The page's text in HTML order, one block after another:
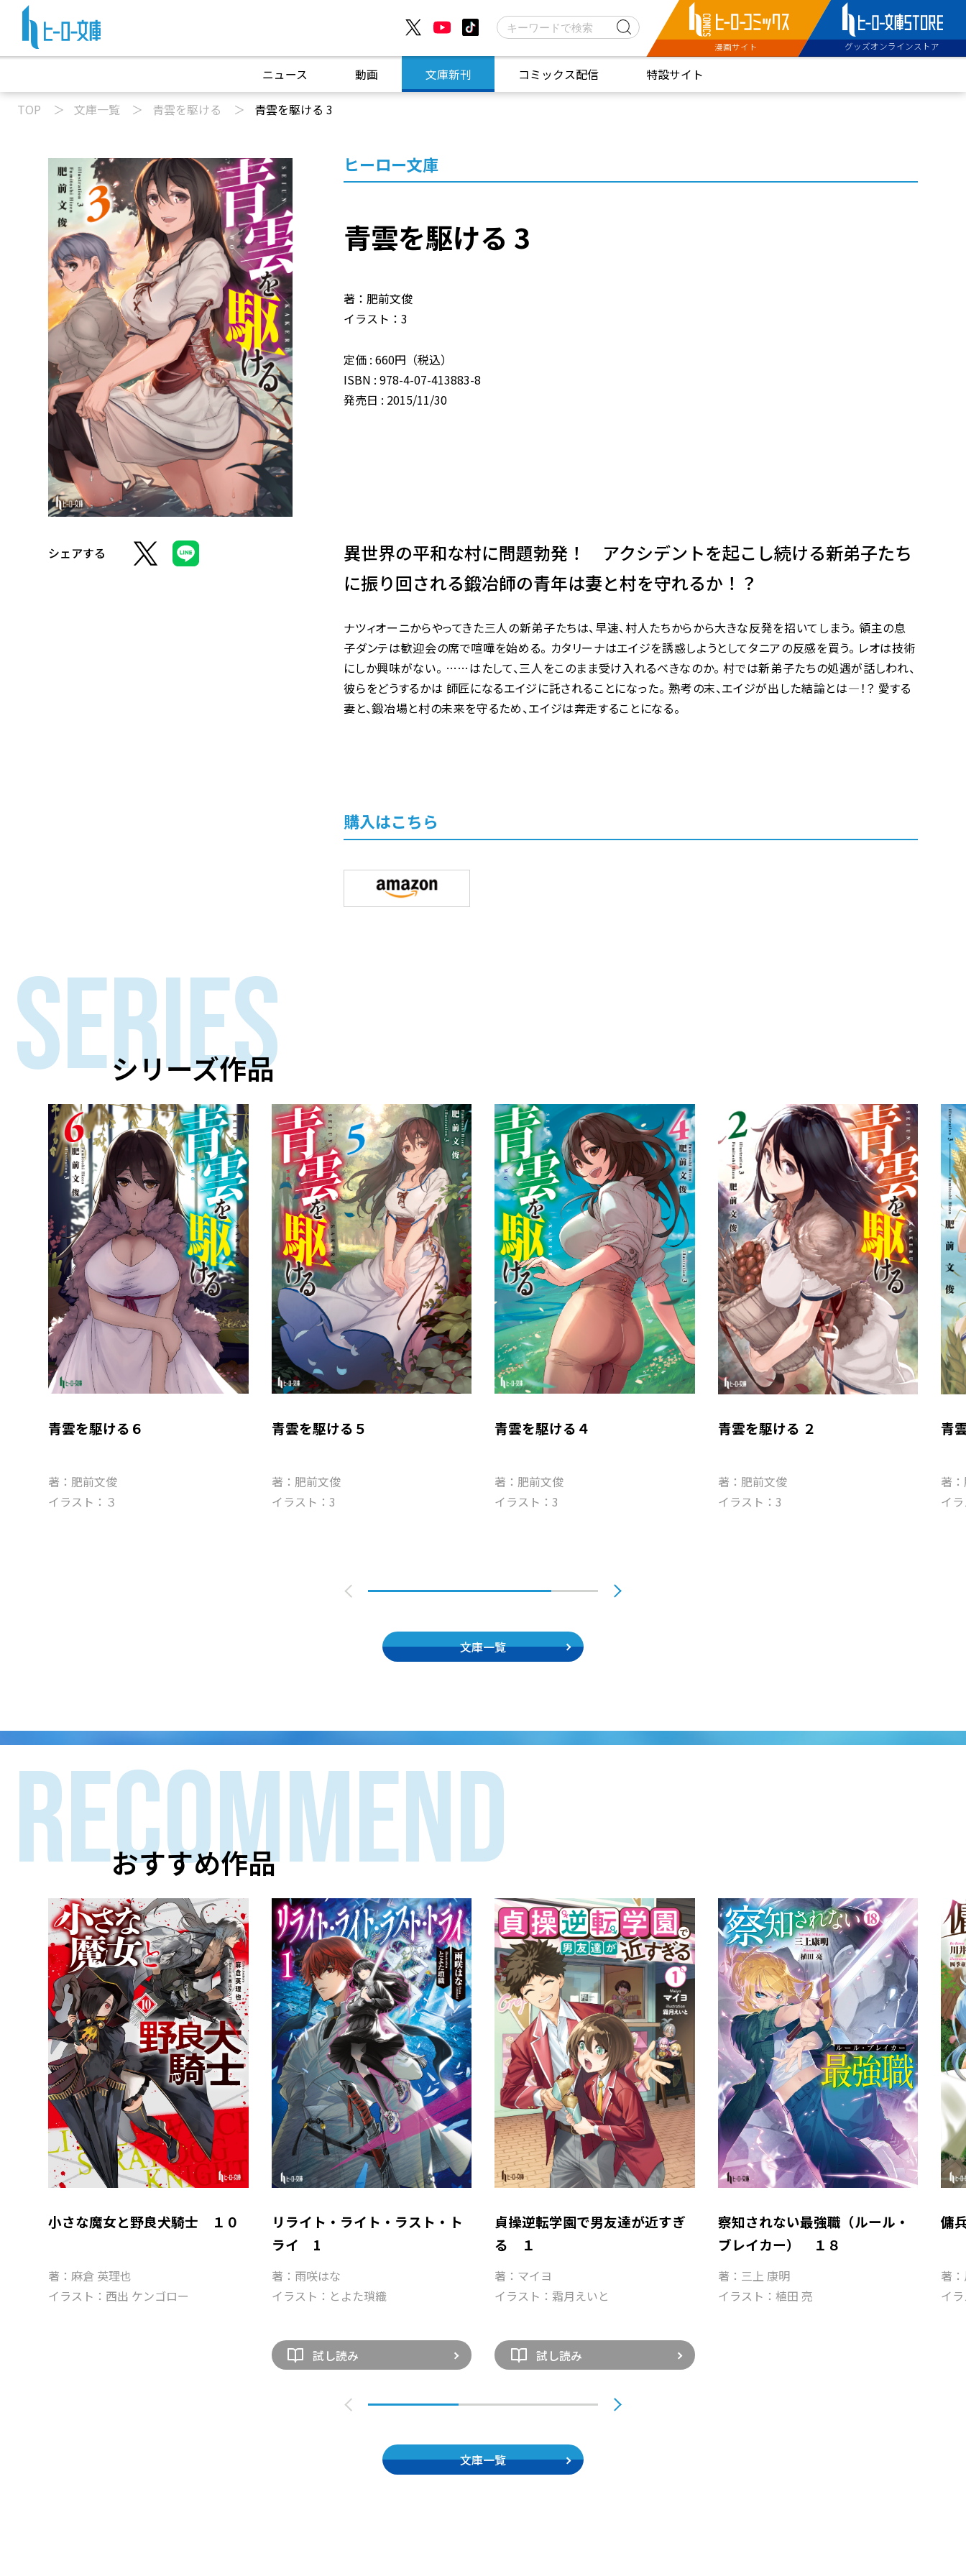
ニュース 動画 文庫新刊 コミックス配信 特設サイト
漫画サイト グッズオンラインストア
TOP 文庫一覧 青雲を駆ける 青雲を駆ける 3
シェアする
ヒーロー文庫
青雲を駆ける 3
著：肥前文俊
イラスト：3
定価 : 660円（税込）
ISBN : 978-4-07-413883-8
発売日 : 2015/11/30
異世界の平和な村に問題勃発！ アクシデントを起こし続ける新弟子たち
に振り回される鍛冶師の青年は妻と村を守れるか！？
ナツィオーニからやってきた三人の新弟子たちは、早速、村人たちからから大きな反発を招いてしまう。 領主の息
子ダンテは歓迎会の席で喧嘩を始める。 カタリーナはエイジを誘惑しようとしてタニアの反感を買う。 レオは技術
にしか興味がない。 ……はたして、三人をこのまま受け入れるべきなのか。 村では新弟子たちの処遇が話しわれ、
彼らをどうするかは 師匠になるエイジに託されることになった。 熟考の末、エイジが出した結論とは――――！？ 愛する
妻と、鍛冶場と村の未来を守るため、エイジは奔走することになる。
購入はこちら
SERIES
シリーズ作品
青雲を駆ける６
著：肥前文俊
イラスト：３
青雲を駆ける５
著：肥前文俊
イラスト：3
青雲を駆ける４
著：肥前文俊
イラスト：3
青雲を駆ける ２
著：肥前文俊
イラスト：3
青
著
イ
文庫一覧
RECOMMEND
おすすめ作品
小さな魔女と野良犬騎士 １０
著：麻倉 英理也
イラスト：西出 ケンゴロー
リライト・ライト・ラスト・ト
ライ 1
著：雨咲はな
イラスト：とよた瑣織
試し読み
貞操逆転学園で男友達が近すぎ
る １
著：マイヨ
イラスト：霜月えいと
試し読み
察知されない最強職（ルール・
ブレイカー） １８
著：三上 康明
イラスト：植田 亮
傭
著
イ
文庫一覧